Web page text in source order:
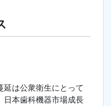
延は公衆衛生にとって
日本歯科機器市場成長